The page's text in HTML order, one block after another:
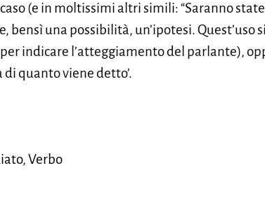
(e in moltissimi altri simili: “Saranno state
una possibilità, un’ipotesi. Quest’uso
indicare l’atteggiamento del parlante),
di quanto viene detto’.
Verbo